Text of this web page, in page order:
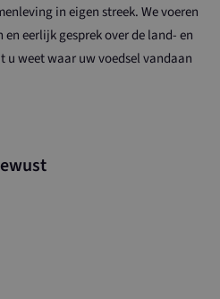
in eigen streek. We voeren
en eerlijk gesprek over de land- en
u weet waar uw voedsel vandaan